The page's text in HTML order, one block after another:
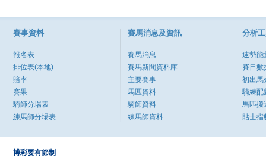
賽事資料
報名表
排位表(本地)
賠率
賽果
騎師分場表
練馬師分場表
賽馬消息及資訊
賽馬消息
賽馬新聞資料庫
主要賽事
馬匹資料
騎師資料
練馬師資料
分析
速勢能
賽日數
初出馬
騎練配
馬匹搬
貼士指
博彩要有節制